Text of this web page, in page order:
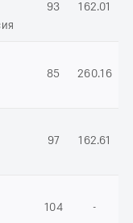
93 162.01
85 260.16
97 162.61
104 -